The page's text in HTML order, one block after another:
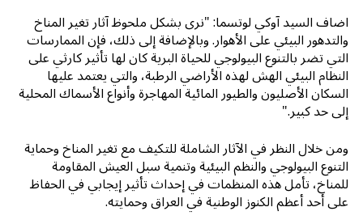
اضاف السيد آوكي لوتسما: "نرى بشكل ملحوظ آثار تغير المناخ
والتدهور البيئي على الأهوار. وبالإضافة إلى ذلك، فإن الممارسات
التي تضر بالتنوع البيولوجي للحياة البرية كان لها تأثير كارثي على
النظام البيئي الهش لهذه الأراضي الرطبة، والتي يعتمد عليها
السكان الأصليون والطيور المائية المهاجرة وأنواع الأسماك المحلية
إلى حد كبير."
ومن خلال النظر في الآثار الشاملة للتكيف مع تغير المناخ وحماية
التنوع البيولوجي والنظم البيئية وتنمية سبل العيش المقاومة
للمناخ، تأمل هذه المنظمات في إحداث تأثير إيجابي في الحفاظ
على أحد أعظم الكنوز الوطنية في العراق وحمايته.